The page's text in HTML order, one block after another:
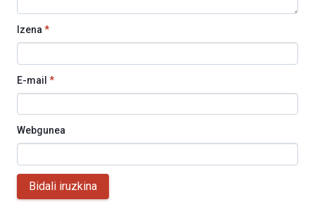
Izena *
E-mail *
Webgunea
Bidali iruzkina